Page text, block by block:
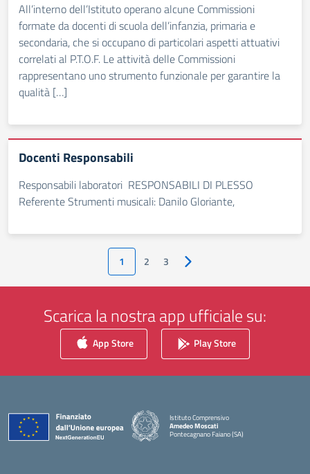
All’interno dell’Istituto operano alcune Commissioni
formate da docenti di scuola dell’infanzia, primaria e
secondaria, che si occupano di particolari aspetti attuativi
correlati al P.T.O.F. Le attività delle Commissioni
rappresentano uno strumento funzionale per garantire la
qualità […]
Docenti Responsabili
Responsabili laboratori RESPONSABILI DI PLESSO
Referente Strumenti musicali: Danilo Gloriante,
1 2 3 Pagina successiva
Scarica la nostra app ufficiale su:
App Store Play Store
Istituto Comprensivo
Amedeo Moscati
Pontecagnano Faiano (SA)
— Visita la pagina iniziale della scuola